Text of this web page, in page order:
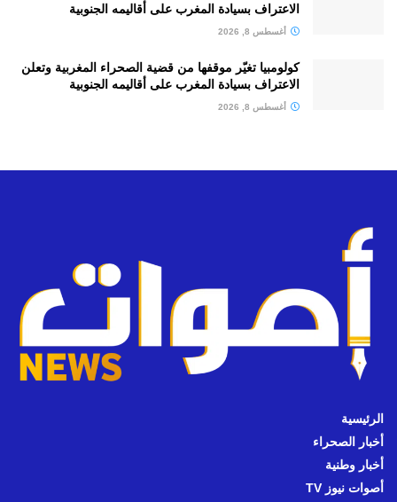
الاعتراف بسيادة المغرب على أقاليمه الجنوبية
أغسطس 8, 2026
كولومبيا تغيّر موقفها من قضية الصحراء المغربية وتعلن
الاعتراف بسيادة المغرب على أقاليمه الجنوبية
أغسطس 8, 2026
الرئيسية
أخبار الصحراء
أخبار وطنية
أصوات نيوز TV